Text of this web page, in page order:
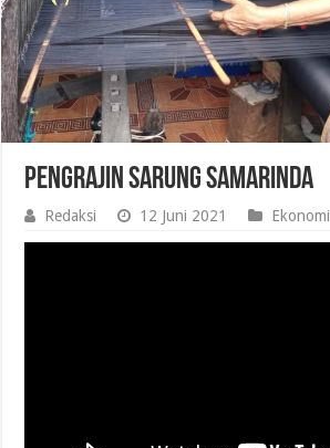
Pengrajin Sarung Samarinda
Redaksi 12 Juni 2021 Ekonomi